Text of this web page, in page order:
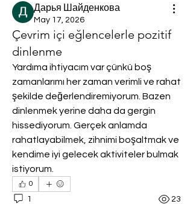
Дарья Шайденкова
May 17, 2026
Çevrim içi eğlencelerle pozitif
dinlenme
Yardıma ihtiyacım var çünkü boş
zamanlarımı her zaman verimli ve rahat
şekilde değerlendiremiyorum. Bazen
dinlenmek yerine daha da gergin
hissediyorum. Gerçek anlamda
rahatlayabilmek, zihnimi boşaltmak ve
kendime iyi gelecek aktiviteler bulmak
istiyorum.
0
1 23